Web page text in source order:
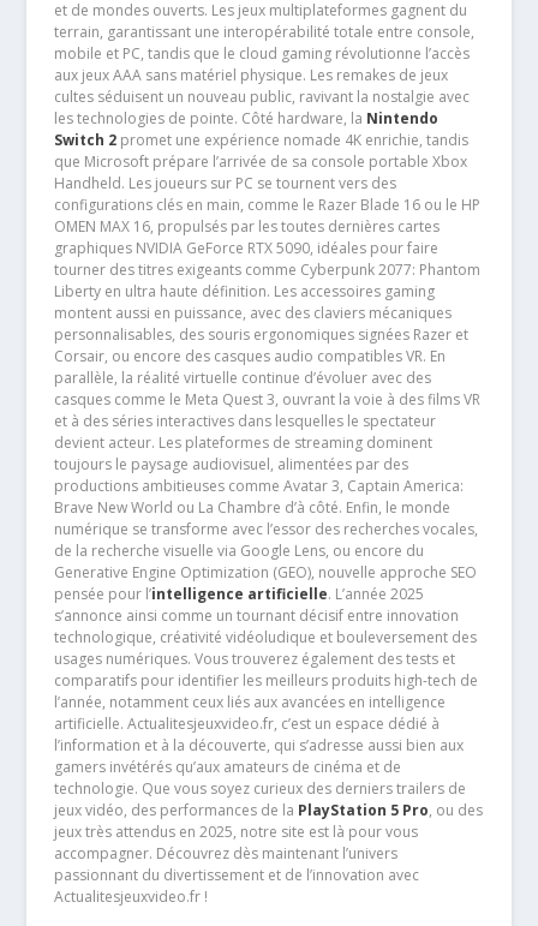
et de mondes ouverts. Les jeux multiplateformes gagnent du
terrain, garantissant une interopérabilité totale entre console,
mobile et PC, tandis que le cloud gaming révolutionne l’accès
aux jeux AAA sans matériel physique. Les remakes de jeux
cultes séduisent un nouveau public, ravivant la nostalgie avec
les technologies de pointe. Côté hardware, la Nintendo
Switch 2promet une expérience nomade 4K enrichie, tandis
que Microsoft prépare l’arrivée de sa console portable Xbox
Handheld. Les joueurs sur PC se tournent vers des
configurations clés en main, comme le Razer Blade 16 ou le HP
OMEN MAX 16, propulsés par les toutes dernières cartes
graphiques NVIDIA GeForce RTX 5090, idéales pour faire
tourner des titres exigeants comme Cyberpunk 2077: Phantom
Liberty en ultra haute définition. Les accessoires gaming
montent aussi en puissance, avec des claviers mécaniques
personnalisables, des souris ergonomiques signées Razer et
Corsair, ou encore des casques audio compatibles VR. En
parallèle, la réalité virtuelle continue d’évoluer avec des
casques comme le Meta Quest 3, ouvrant la voie à des films VR
et à des séries interactives dans lesquelles le spectateur
devient acteur. Les plateformes de streaming dominent
toujours le paysage audiovisuel, alimentées par des
productions ambitieuses comme Avatar 3, Captain America:
Brave New World ou La Chambre d’à côté. Enfin, le monde
numérique se transforme avec l’essor des recherches vocales,
de la recherche visuelle via Google Lens, ou encore du
Generative Engine Optimization (GEO), nouvelle approche SEO
pensée pour l’intelligence artificielle. L’année 2025
s’annonce ainsi comme un tournant décisif entre innovation
technologique, créativité vidéoludique et bouleversement des
usages numériques. Vous trouverez également des tests et
comparatifs pour identifier les meilleurs produits high-tech de
l’année, notamment ceux liés aux avancées en intelligence
artificielle. Actualitesjeuxvideo.fr, c’est un espace dédié à
l’information et à la découverte, qui s’adresse aussi bien aux
gamers invétérés qu’aux amateurs de cinéma et de
technologie. Que vous soyez curieux des derniers trailers de
jeux vidéo, des performances de la PlayStation 5 Pro, ou des
jeux très attendus en 2025, notre site est là pour vous
accompagner. Découvrez dès maintenant l’univers
passionnant du divertissement et de l’innovation avec
Actualitesjeuxvideo.fr !